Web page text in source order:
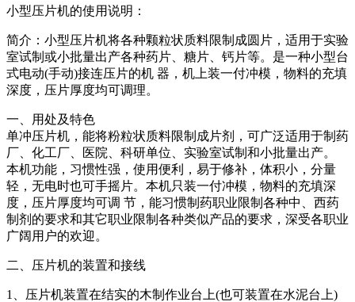
小型压片机的使用说明：
简介：小型压片机将各种颗粒状质料限制成圆片，适用于实验
室试制或小批量出产各种药片、糖片、钙片等。是一种小型台
式电动(手动)接连压片的机 器，机上装一付冲模，物料的充填
深度，压片厚度均可调理。
一、用处及特色
单冲压片机，能将粉粒状质料限制成片剂，可广泛适用于制药
厂、化工厂、医院、科研单位、实验室试制和小批量出产。
本机功能，习惯性强，使用便利，易于修补，体积小，分量
轻，无电时也可手摇片。本机只装一付冲模，物料的充填深
度，压片厚度均可调 节，能习惯制药职业限制各种中、西药
制剂的要求和其它职业限制各种类似产品的要求，深受各职业
广阔用户的欢迎。
二、压片机的装置和接线
1、压片机装置在结实的木制作业台上(也可装置在水泥台上)